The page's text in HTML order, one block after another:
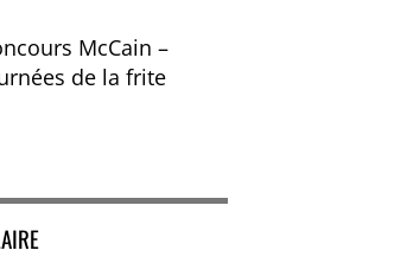
McCain –
de la frite